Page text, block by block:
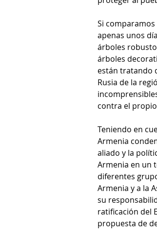
Si
apenas unos
árboles
árboles
están tratando
Rusia de la
contra el
Teniendo en
Armenia
aliado y la
Armenia en un
diferentes
Armenia y a la
su
ratificación del
propuesta de